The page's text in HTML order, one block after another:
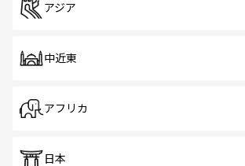
アジア
中近東
アフリカ
日本